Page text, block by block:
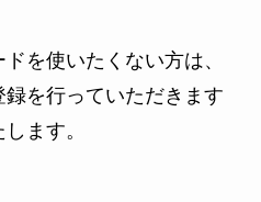
を使いたくない方は、
を行っていただきます
ます。